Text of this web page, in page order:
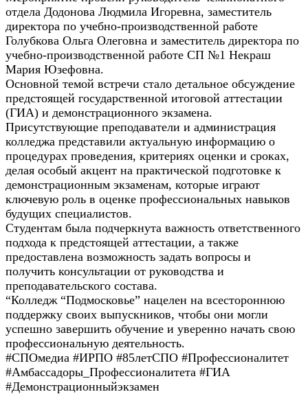
отдела Додонова Людмила Игоревна, заместитель
директора по учебно-производственной работе
Голубкова Ольга Олеговна и заместитель директора по
учебно-производственной работе СП №1 Некраш
Мария Юзефовна.
Основной темой встречи стало детальное обсуждение
предстоящей государственной итоговой аттестации
(ГИА) и демонстрационного экзамена.
Присутствующие преподаватели и администрация
колледжа представили актуальную информацию о
процедурах проведения, критериях оценки и сроках,
делая особый акцент на практической подготовке к
демонстрационным экзаменам, которые играют
ключевую роль в оценке профессиональных навыков
будущих специалистов.
Студентам была подчеркнута важность ответственного
подхода к предстоящей аттестации, а также
предоставлена возможность задать вопросы и
получить консультации от руководства и
преподавательского состава.
“Колледж “Подмосковье” нацелен на всестороннюю
поддержку своих выпускников, чтобы они могли
успешно завершить обучение и уверенно начать свою
профессиональную деятельность.
#СПОмедиа #ИРПО #85летСПО #Профессионалитет
#Амбассадоры_Профессионалитета #ГИА
#Демонстрационныйэкзамен